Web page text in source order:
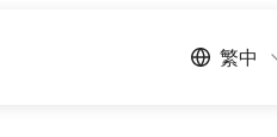
繁中